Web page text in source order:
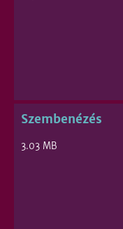
Szembenézés
3.03 MB